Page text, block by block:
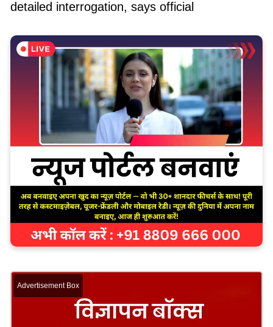
detailed interrogation, says official
Advertisement Box